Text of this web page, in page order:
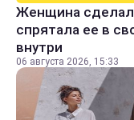
Женщина
спрятала ее в
внутри
06 августа 2026, 15:33